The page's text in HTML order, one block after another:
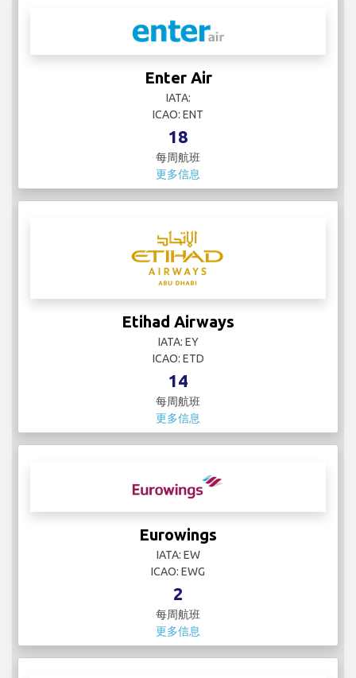
Enter Air
IATA:
ICAO: ENT
18
每周航班
更多信息
Etihad Airways
IATA: EY
ICAO: ETD
14
每周航班
更多信息
Eurowings
IATA: EW
ICAO: EWG
2
每周航班
更多信息